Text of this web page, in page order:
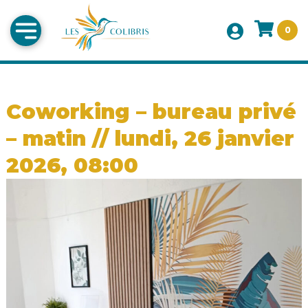
0
Coworking – bureau privé
– matin // lundi, 26 janvier
2026, 08:00